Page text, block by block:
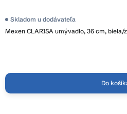
Mexen CLARISA umývadlo, 36 cm, biela/
Skladom u dodávateľa
Do